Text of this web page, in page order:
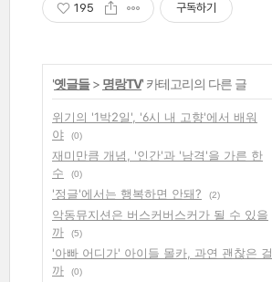
195 구독하기
'옛글들> 명랑TV' 카테고리의 다른 글
위기의 '1박2일', '6시 내 고향'에서 배워
야
(0)
재미만큼 개념, '인간'과 '남격'을 가른 한
수
(0)
'정글'에서는 행복하면 안돼?
(2)
악동뮤지션은 버스커버스커가 될 수 있을
까
(5)
'아빠 어디가' 아이들 몰카, 과연 괜찮은 걸
까
(0)